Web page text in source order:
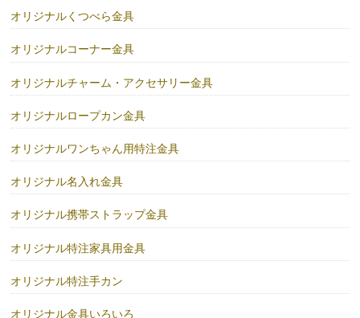
オリジナルくつべら金具
オリジナルコーナー金具
オリジナルチャーム・アクセサリー金具
オリジナルロープカン金具
オリジナルワンちゃん用特注金具
オリジナル名入れ金具
オリジナル携帯ストラップ金具
オリジナル特注家具用金具
オリジナル特注手カン
オリジナル金具いろいろ